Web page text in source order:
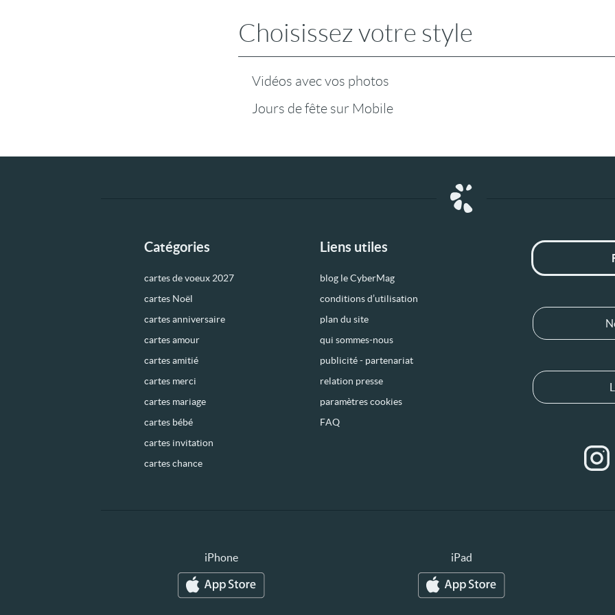
Choisissez votre style
Vidéos avec vos photos
Jours de fête sur Mobile
Catégories
cartes de voeux 2027
cartes Noël
cartes anniversaire
cartes amour
cartes amitié
cartes merci
cartes mariage
cartes bébé
cartes invitation
cartes chance
Liens utiles
blog le CyberMag
conditions d’utilisation
plan du site
qui sommes-nous
publicité - partenariat
relation presse
paramètres cookies
FAQ
iPhone iPad